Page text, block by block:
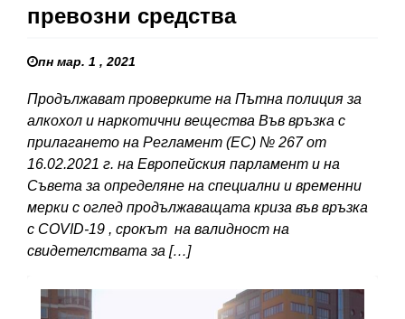
превозни средства
пн мар. 1 , 2021
Продължават проверките на Пътна полиция за
алкохол и наркотични вещества Във връзка с
прилагането на Регламент (ЕС) № 267 от
16.02.2021 г. на Европейския парламент и на
Съвета за определяне на специални и временни
мерки с оглед продължаващата криза във връзка
с COVID-19 , срокът на валидност на
свидетелствата за […]